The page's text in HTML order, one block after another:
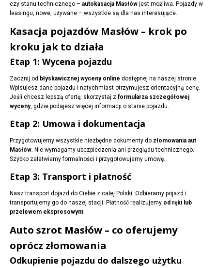
czy stanu technicznego – autokasacja Masłów jest możliwa. Pojazdy w
leasingu, nowe, używane – wszystkie są dla nas interesujące.
Kasacja pojazdów Masłów – krok po
kroku jak to działa
Etap 1: Wycena pojazdu
Zacznij od błyskawicznej wyceny online dostępnej na naszej stronie.
Wpisujesz dane pojazdu i natychmiast otrzymujesz orientacyjną cenę.
Jeśli chcesz lepszą ofertę, skorzystaj z formularza szczegółowej
wyceny, gdzie podajesz więcej informacji o stanie pojazdu.
Etap 2: Umowa i dokumentacja
Przygotowujemy wszystkie niezbędne dokumenty do złomowania aut
Masłów. Nie wymagamy ubezpieczenia ani przeglądu technicznego.
Szybko załatwiamy formalności i przygotowujemy umowę.
Etap 3: Transport i płatność
Nasz transport dojazd do Ciebie z całej Polski. Odbieramy pojazd i
transportujemy go do naszej stacji. Płatność realizujemy od ręki lub
przelewem ekspresowym.
Auto szrot Masłów – co oferujemy
oprócz złomowania
Odkupienie pojazdu do dalszego użytku